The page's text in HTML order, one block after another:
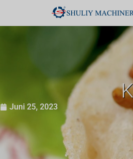
Juni 25, 2023